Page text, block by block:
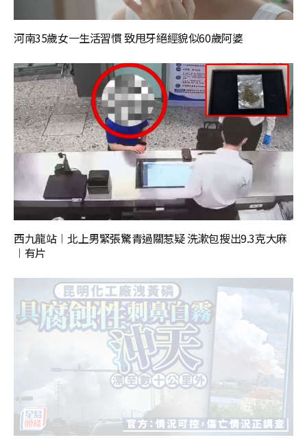
河南35歲女一生活習慣 致甩牙絕經貌似60歲阿婆
西九龍站︱北上男緊張驚青過關惹疑 洗漱包搜出9.3克大麻
︱有片